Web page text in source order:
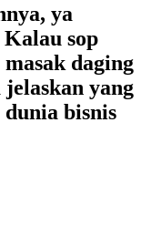
ya
sop
daging
yang
bisnis